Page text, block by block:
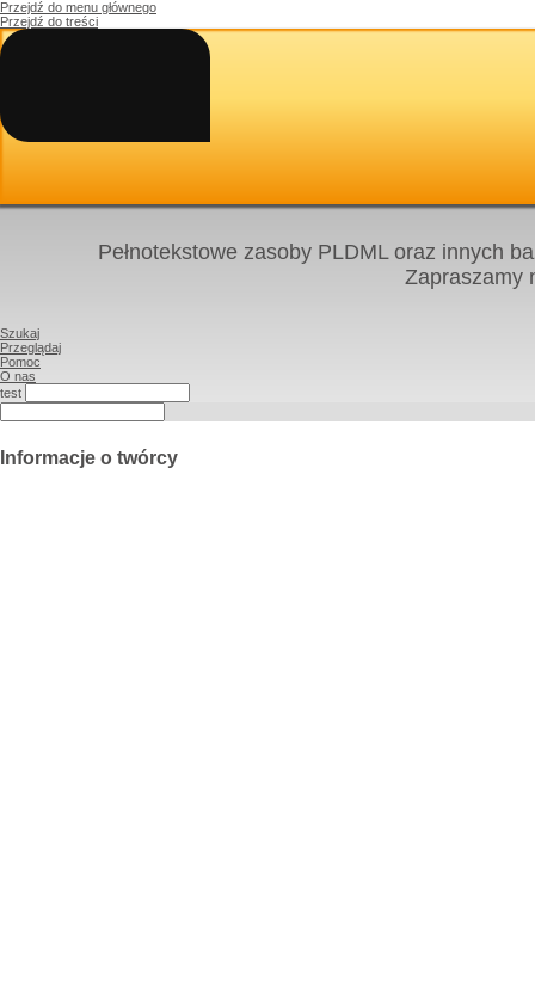
Przejdź do menu głównego
Przejdź do treści
Pełnotekstowe zasoby PLDML oraz innych
Zapraszamy
Szukaj
Przeglądaj
Pomoc
O nas
test
Informacje o twórcy